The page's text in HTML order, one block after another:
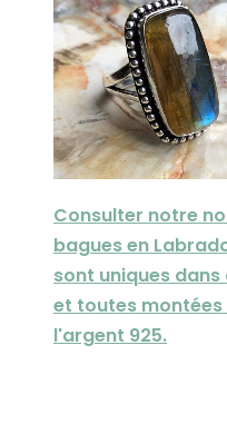
Consulter notre
bagues en
sont uniques
et toutes
l'argent 925.